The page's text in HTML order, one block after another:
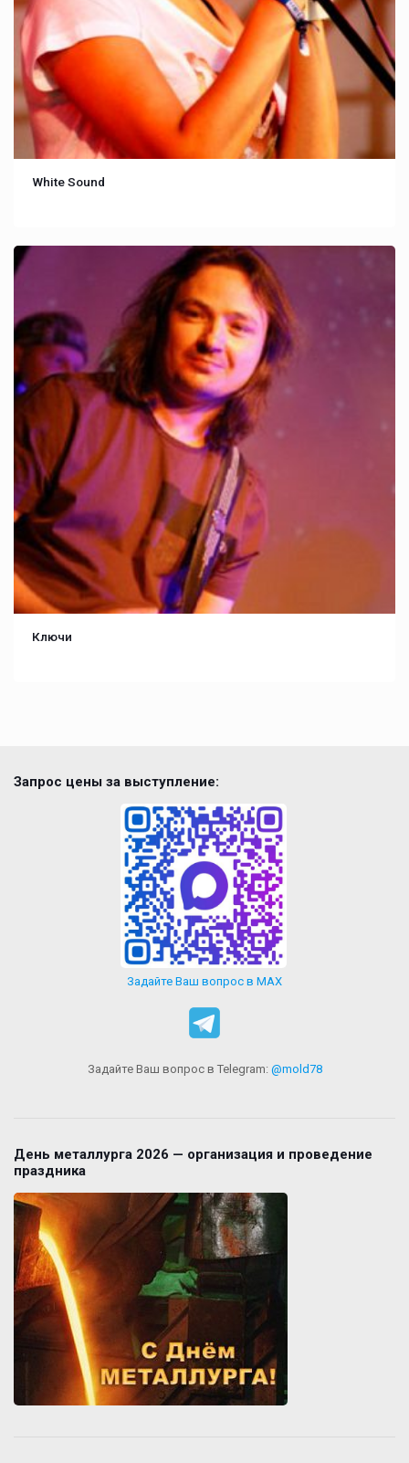
White Sound
Ключи
Запрос цены за выступление:
Задайте Ваш вопрос в MAX
Задайте Ваш вопрос в Telegram: @mold78
День металлурга 2026 — организация и проведение
праздника